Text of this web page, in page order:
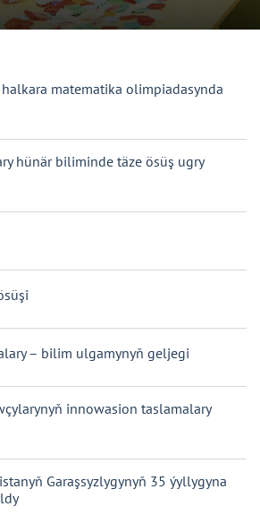
matematika olimpiadasynda
hünär biliminde täze ösüş ugry
– bilim ulgamynyň geljegi
innowasion taslamalary
Garaşsyzlygynyň 35 ýyllygyna